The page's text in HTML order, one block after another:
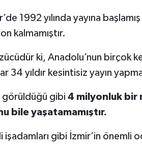
1992 yılında yayına
kalmamıştır.
ki, Anadolu’nun birçok
34 yıldır kesintisiz yayın
görüldüğü gibi 4 milyonluk bir
bile yaşatamamıştır.
işadamları gibi İzmir’in önemli